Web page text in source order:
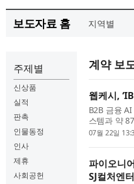
보도자료 홈 지역별
주제별
신상품
실적
판촉
인물동정
인사
제휴
사회공헌
계약 보
웹케시,
B2B 금융
스템과 약
공급계약을
07월 22일
파이오니
SJ컬처엔